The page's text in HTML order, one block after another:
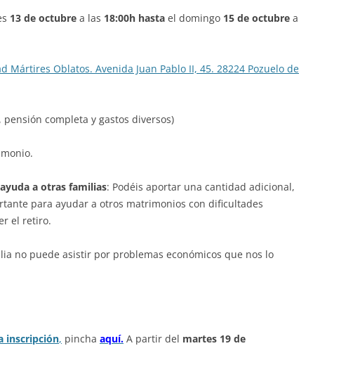
13 de octubre a las 18:00h hasta el domingo 15 de octubre a
Mártires Oblatos. Avenida Juan Pablo II, 45. 28224 Pozuelo de
completa y gastos diversos)
ayuda a otras familias: Podéis aportar una cantidad adicional,
para ayudar a otros matrimonios con dificultades
el retiro.
no puede asistir por problemas económicos que nos lo
inscripción, pincha aquí. A partir del martes 19 de